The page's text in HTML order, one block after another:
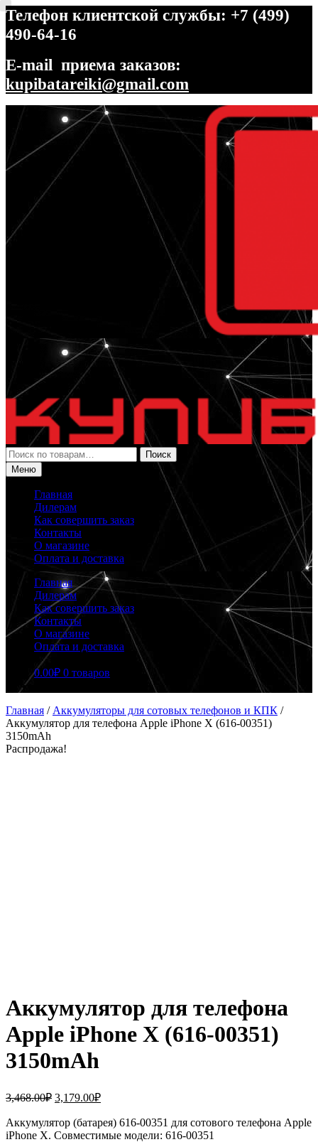
Телефон клиентской службы: +7 (499)
490-64-16
E-mail приема заказов:
kupibatareiki@gmail.com
Перейти
навигации
Перейти
содержимому
Искать:
Поиск
Меню
Главная
Дилерам
Как совершить заказ
Контакты
О магазине
Оплата и доставка
Главная
Дилерам
Как совершить заказ
Контакты
О магазине
Оплата и доставка
0.00₽ 0 товаров
Главная / Аккумуляторы для сотовых телефонов и КПК /
Аккумулятор для телефона Apple iPhone X (616-00351)
3150mAh
Распродажа!
Аккумулятор для телефона
Apple iPhone X (616-00351)
3150mAh
3,468.00₽ Первоначальная
составляла
3,468.00₽.
3,179.00₽Текущая
3,179.00₽.
Аккумулятор (батарея) 616-00351 для сотового телефона Apple
iPhone X. Совместимые модели: 616-00351